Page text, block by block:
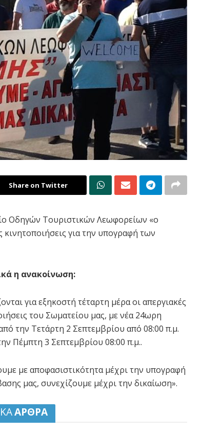
Share on Twitter
Οδηγών Τουριστικών Λεωφορείων «ο
κινητοποιήσεις για την υπογραφή των
η ανακοίνωση:
για εξηκοστή τέταρτη μέρα οι απεργιακές
του Σωματείου μας, με νέα 24ωρη
την Τετάρτη 2 Σεπτεμβρίου από 08:00 π.μ.
Πέμπτη 3 Σεπτεμβρίου 08:00 π.μ..
με αποφασιστικότητα μέχρι την υπογραφή
μας, συνεχίζουμε μέχρι την δικαίωση».
ΑΡΘΡΑ